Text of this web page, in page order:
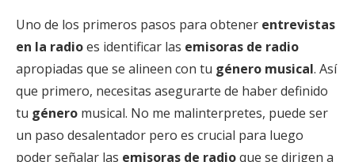
Uno de los primeros pasos para obtener entrevistas
en la radioes identificar las emisoras de radio
apropiadas que se alineen con tu género musical. Así
que primero, necesitas asegurarte de haber definido
tu género musical. No me malinterpretes, puede ser
un paso desalentador pero es crucial para luego
poder señalar las emisoras de radioque se dirigen a